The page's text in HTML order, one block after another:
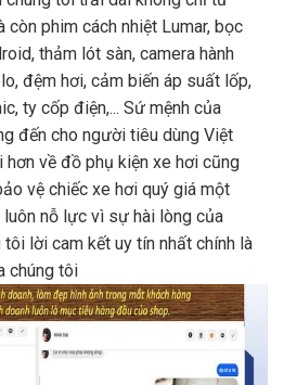
còn phim cách nhiệt Lumar, bọc
thảm lót sàn, camera hành
đệm hơi, cảm biến áp suất lốp,
ty cốp điện,... Sứ mệnh của
đến cho người tiêu dùng Việt
hơn về đồ phụ kiện xe hơi cũng
vệ chiếc xe hơi quý giá một
luôn nỗ lực vì sự hài lòng của
tôi lời cam kết uy tín nhất chính là
chúng tôi